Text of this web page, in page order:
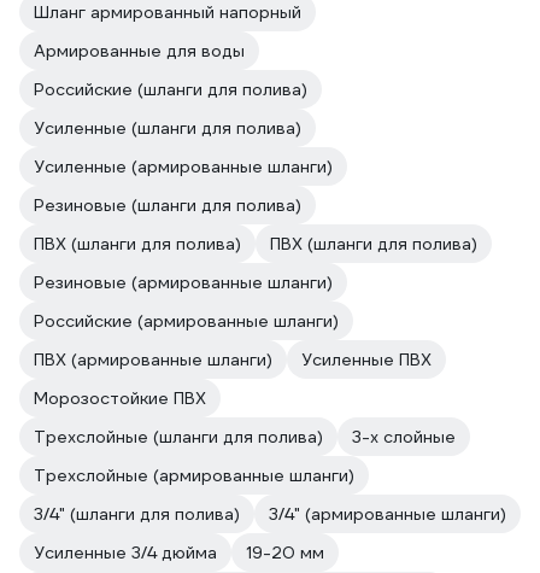
Шланг армированный напорный
Армированные для воды
Российские (шланги для полива)
Усиленные (шланги для полива)
Усиленные (армированные шланги)
Резиновые (шланги для полива)
ПВХ (шланги для полива)
ПВХ (шланги для полива)
Резиновые (армированные шланги)
Российские (армированные шланги)
ПВХ (армированные шланги)
Усиленные ПВХ
Морозостойкие ПВХ
Трехслойные (шланги для полива)
3-х слойные
Трехслойные (армированные шланги)
3/4" (шланги для полива)
3/4" (армированные шланги)
Усиленные 3/4 дюйма
19-20 мм